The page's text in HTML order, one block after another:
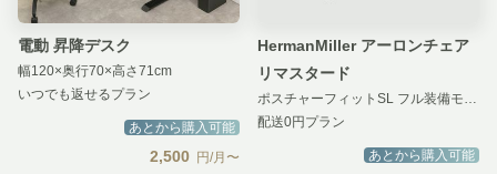
電動 昇降デスク
幅120×奥行70×高さ71cm
いつでも返せるプラン
あとから購入可能
2,500 円/月〜
HermanMiller アーロンチェア
リマスタード
ポスチャーフィットSL フル装備モデル
配送0円プラン
あとから購入可能